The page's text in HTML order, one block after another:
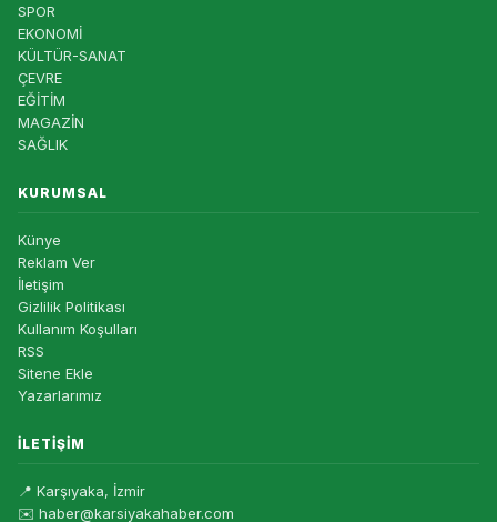
SPOR
EKONOMİ
KÜLTÜR-SANAT
ÇEVRE
EĞİTİM
MAGAZİN
SAĞLIK
KURUMSAL
Künye
Reklam Ver
İletişim
Gizlilik Politikası
Kullanım Koşulları
RSS
Sitene Ekle
Yazarlarımız
İLETIŞIM
📍 Karşıyaka, İzmir
✉️ haber@karsiyakahaber.com